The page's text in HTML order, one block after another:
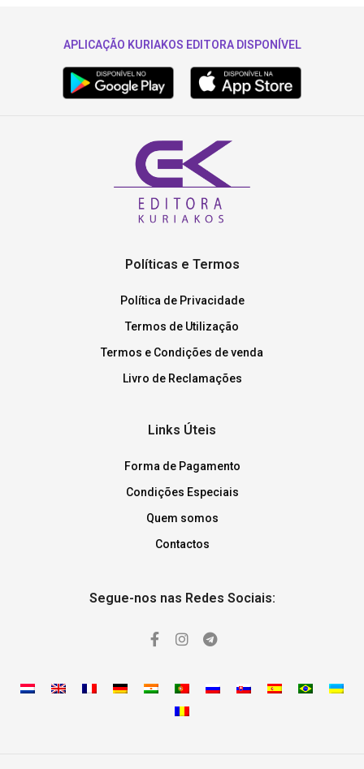
APLICAÇÃO KURIAKOS EDITORA DISPONÍVEL
Políticas e Termos
Política de Privacidade
Termos de Utilização
Termos e Condições de venda
Livro de Reclamações
Links Úteis
Forma de Pagamento
Condições Especiais
Quem somos
Contactos
Segue-nos nas Redes Sociais: